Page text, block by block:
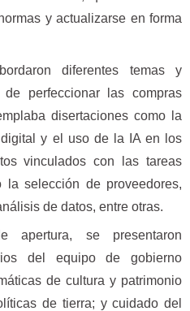
y actualizarse en forma
diferentes temas y
perfeccionar las compras
disertaciones como la
y el uso de la IA en los
vinculados con las tareas
la selección de proveedores,
de datos, entre otras.
apertura, se presentaron
del equipo de gobierno
de cultura y patrimonio
de tierra; y cuidado del